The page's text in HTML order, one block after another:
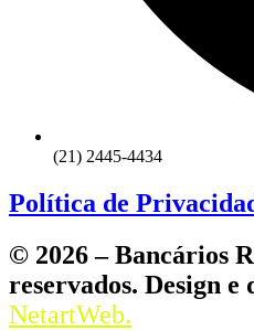
(21) 2445-4434
Política de
© 2026 – Bancários
reservados. Design
NetartWeb.